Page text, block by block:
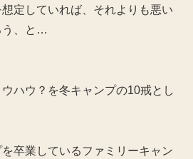
定していれば、それよりも悪い
う、と…
ハウ？を冬キャンプの10戒とし
卒業しているファミリーキャン